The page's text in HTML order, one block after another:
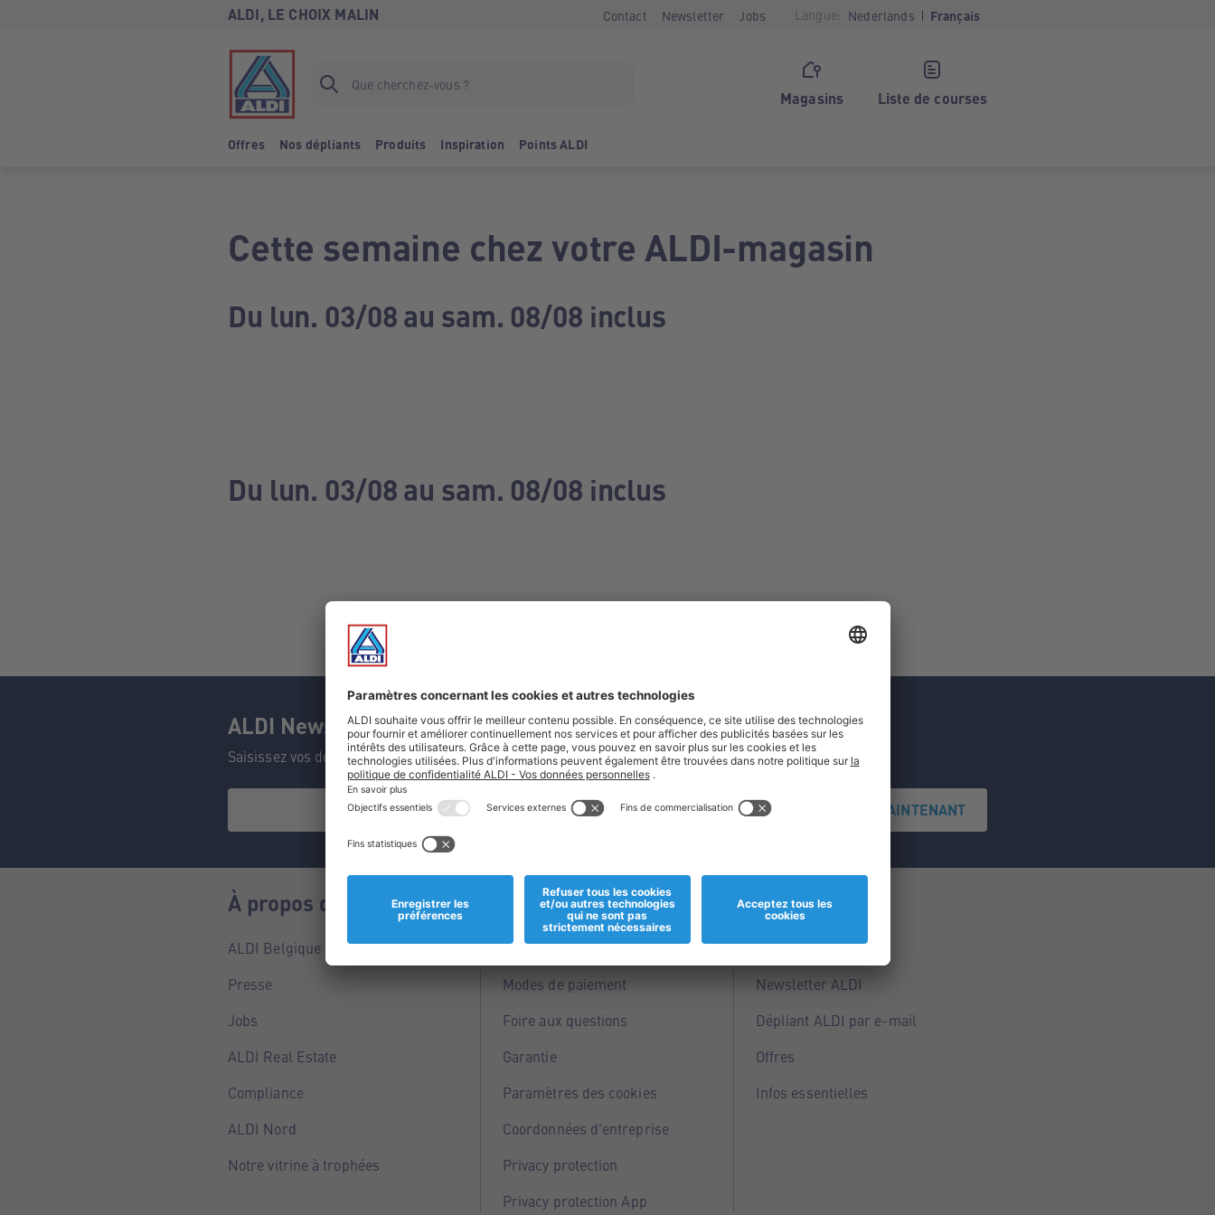
ALDI, LE CHOIX MALIN Contact Newsletter Jobs Langue: Nederlands Français
Magasins Liste de courses
Offres Nos dépliants Produits Inspiration Points ALDI
Cette semaine chez votre ALDI-magasin
Du lun. 03/08 au sam. 08/08 inclus
Du lun. 03/08 au sam. 08/08 inclus
ALDI Newsletter
Saisissez vos données et ne manquez aucune de nos offres.
S'INSCRIRE MAINTENANT
À propos de nous
ALDI Belgique
Presse
Jobs
ALDI Real Estate
Compliance
ALDI Nord
Notre vitrine à trophées
Informations
Magasins
Modes de paiement
Foire aux questions
Garantie
Paramètres des cookies
Coordonnées d'entreprise
Privacy protection
Privacy protection App
Service
Points ALDI
Newsletter ALDI
Dépliant ALDI par e-mail
Offres
Infos essentielles